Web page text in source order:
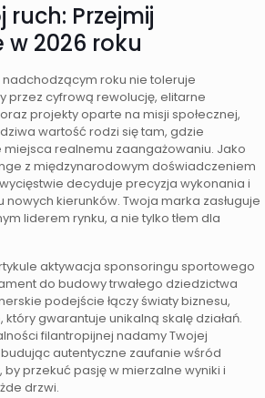
ruch: Przejmij
2026 roku
roku nie toleruje
przez cyfrową rewolucję, elitarne
projekty oparte na misji społecznej,
wartość rodzi się tam, gdzie
realnemu zaangażowaniu. Jako
z międzynarodowym doświadczeniem
decyduje precyzja wykonania i
kierunków. Twoja marka zasługuje
liderem rynku, a nie tylko tłem dla
aktywacja sponsoringu sportowego
do budowy trwałego dziedzictwa
podejście łączy światy biznesu,
który gwarantuje unikalną skalę działań.
filantropijnej nadamy Twojej
autentyczne zaufanie wśród
przekuć pasję w mierzalne wyniki i
drzwi.